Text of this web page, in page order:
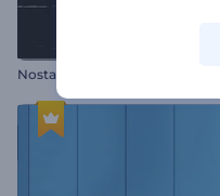
Nostalgischer Glitch-Opener